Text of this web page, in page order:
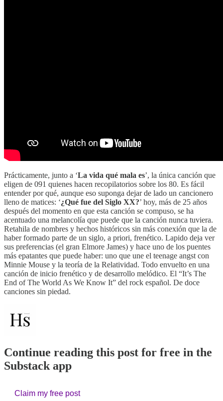
Prácticamente, junto a ‘La vida qué mala es’, la única canción que
eligen de 091 quienes hacen recopilatorios sobre los 80. Es fácil
entender por qué, aunque eso suponga dejar de lado un cancionero
lleno de matices: ‘¿Qué fue del Siglo XX?’ hoy, más de 25 años
después del momento en que esta canción se compuso, se ha
acentuado una melancolía que puede que la canción nunca tuviera.
Retahila de nombres y hechos históricos sin más conexión que la de
haber formado parte de un siglo, a priori, frenético. Lapido deja ver
sus preferencias (el gran Elmore James) y hace uno de los puentes
más epatantes que puede haber: uno que une el teenage angst con
Minnie Mouse y la teoría de la Relatividad. Todo envuelto en una
canción de inicio frenético y de desarrollo melódico. El “It’s The
End of The World As We Know It” del rock español. De doce
canciones sin piedad.
Continue reading this post for free in the
Substack app
Claim my free post